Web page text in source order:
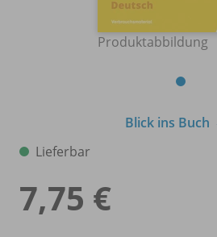
Produktabbildung
Blick ins Buch
Lieferbar
7,75 €